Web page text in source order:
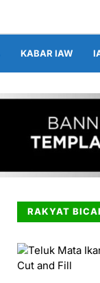
KABAR IAW
RAKYAT